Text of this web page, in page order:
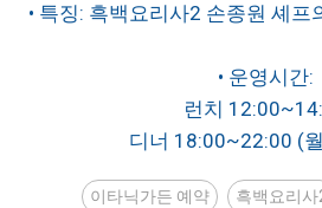
• 특징: 흑백요리사2 손종원 셰프
• 운영시간:
런치
디너 18:00~22:00 (
이타닉가든 예약 흑백요리사